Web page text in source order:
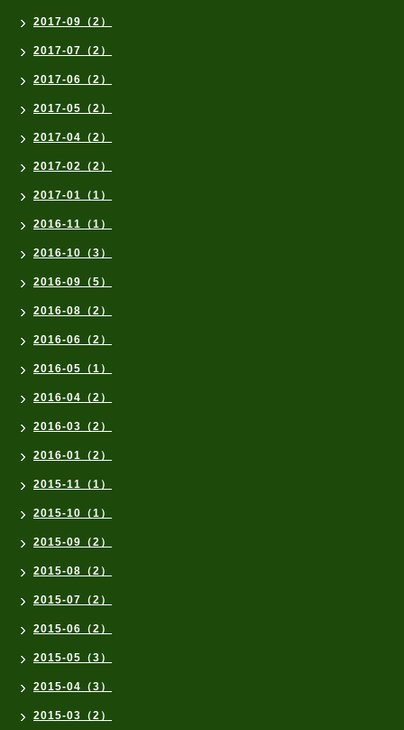
2017-09（2）
2017-07（2）
2017-06（2）
2017-05（2）
2017-04（2）
2017-02（2）
2017-01（1）
2016-11（1）
2016-10（3）
2016-09（5）
2016-08（2）
2016-06（2）
2016-05（1）
2016-04（2）
2016-03（2）
2016-01（2）
2015-11（1）
2015-10（1）
2015-09（2）
2015-08（2）
2015-07（2）
2015-06（2）
2015-05（3）
2015-04（3）
2015-03（2）